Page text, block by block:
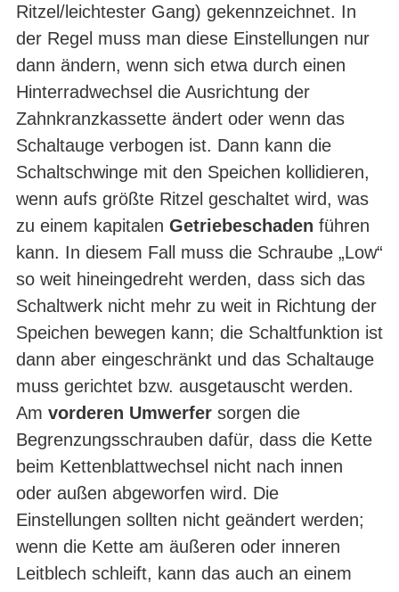
Ritzel/leichtester Gang) gekennzeichnet. In
der Regel muss man diese Einstellungen nur
dann ändern, wenn sich etwa durch einen
Hinterradwechsel die Ausrichtung der
Zahnkranzkassette ändert oder wenn das
Schaltauge verbogen ist. Dann kann die
Schaltschwinge mit den Speichen kollidieren,
wenn aufs größte Ritzel geschaltet wird, was
zu einem kapitalen Getriebeschaden führen
kann. In diesem Fall muss die Schraube „Low“
so weit hineingedreht werden, dass sich das
Schaltwerk nicht mehr zu weit in Richtung der
Speichen bewegen kann; die Schaltfunktion ist
dann aber eingeschränkt und das Schaltauge
muss gerichtet bzw. ausgetauscht werden.
Am vorderen Umwerfer sorgen die
Begrenzungsschrauben dafür, dass die Kette
beim Kettenblattwechsel nicht nach innen
oder außen abgeworfen wird. Die
Einstellungen sollten nicht geändert werden;
wenn die Kette am äußeren oder inneren
Leitblech schleift, kann das auch an einem